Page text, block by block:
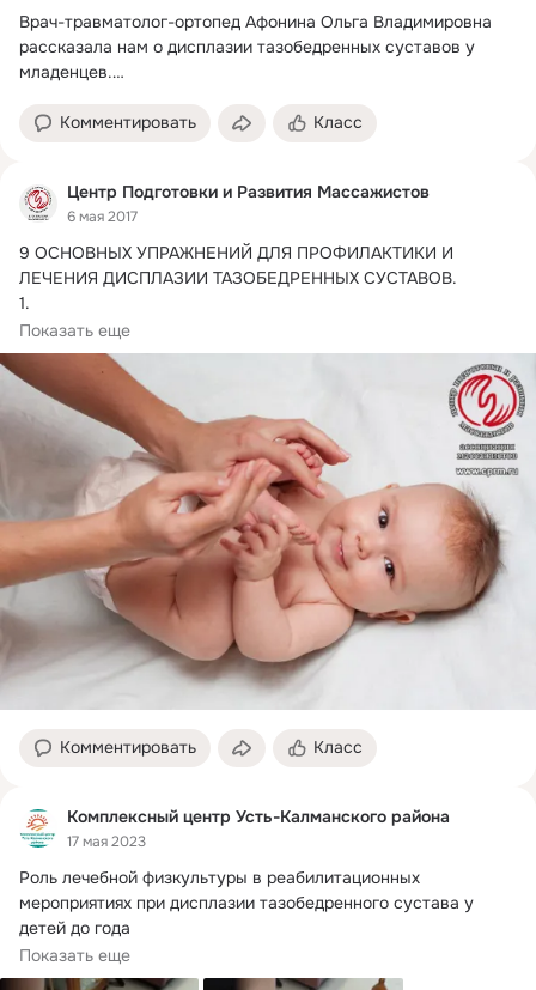
Врач-травматолог-ортопед Афонина Ольга Владимировна
рассказала нам о дисплазии тазобедренных суставов у
младенцев.
новорожденных.
Комментировать Класс
Центр Подготовки и Развития Массажистов
6 мая 2017
9 ОСНОВНЫХ УПРАЖНЕНИЙ ДЛЯ ПРОФИЛАКТИКИ И
ЛЕЧЕНИЯ ДИСПЛАЗИИ ТАЗОБЕДРЕННЫХ СУСТАВОВ.
1.
Малыш лежат на спинке. Мама или папа сгибают его ножки
в коленных и
Показать еще
Комментировать Класс
Комплексный центр Усть-Калманского района
17 мая 2023
Роль лечебной физкультуры в реабилитационных
мероприятиях при дисплазии тазобедренного сустава у
детей до года
Одна из актуальных проблем в ортопедии была и остается
дисплазия тазобедренного сустава.
Показать еще